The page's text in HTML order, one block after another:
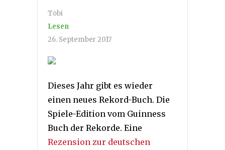
Tobi
Lesen
26. September 2017
Dieses Jahr gibt es wieder
einen neues Rekord-Buch. Die
Spiele-Edition vom Guinness
Buch der Rekorde. Eine
Rezension zur deutschen